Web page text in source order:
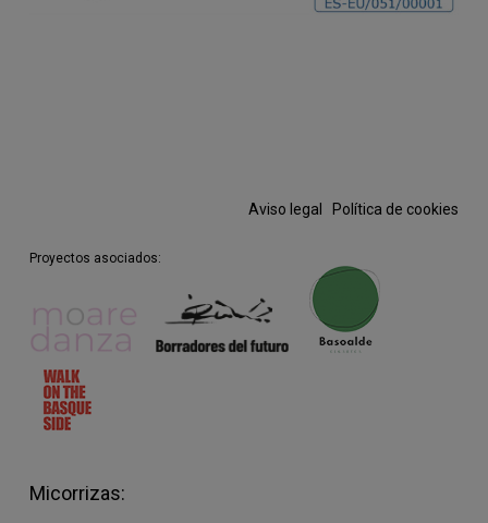
Aviso legal Política de cookies
Proyectos asociados:
Micorrizas: